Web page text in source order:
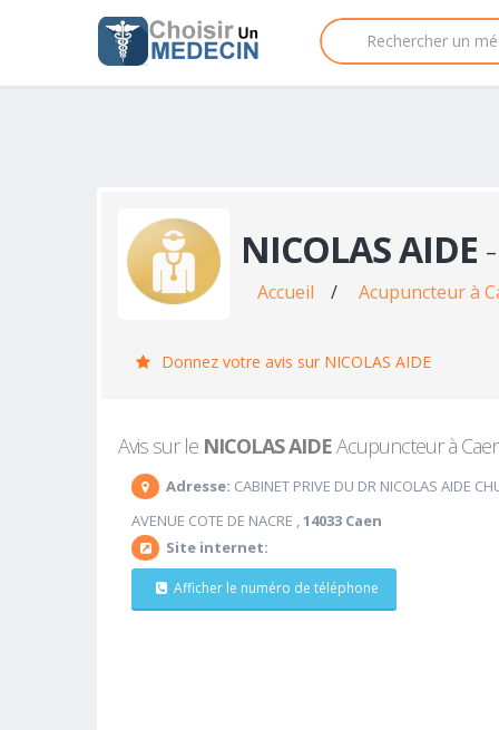
NICOLAS AIDE
Accueil / Acupuncteur à
Donnez votre avis sur NICOLAS AIDE
Avis sur le NICOLAS AIDEAcupuncteur à
Adresse: CABINET PRIVE DU DR NICOLAS AIDE
AVENUE COTE DE NACRE ,14033 Caen
Site internet:
Afficher le numéro de téléphone